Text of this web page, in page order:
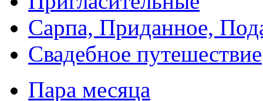
Сарпа, Приданное,
Свадебное путешествие
Пара месяца